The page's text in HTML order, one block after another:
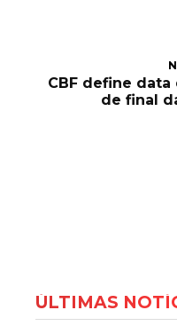
CBF define
de final
ÚLTIMAS